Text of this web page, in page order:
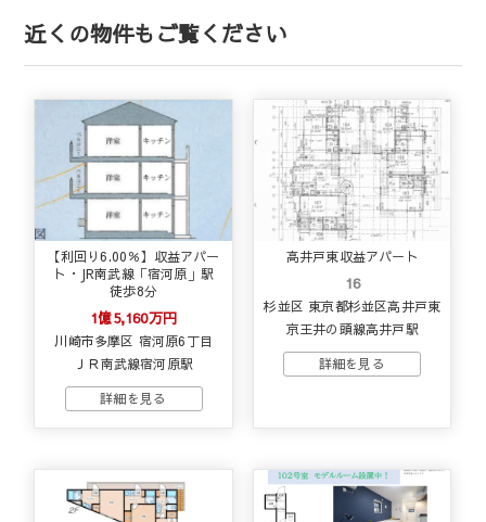
近くの物件もご覧ください
【利回り6.00％】収益アパー
ト・JR南武線「宿河原」駅
徒歩8分
1億5,160万円
川崎市多摩区 宿河原6丁目
ＪＲ南武線宿河原駅
高井戸東収益アパート
16
杉並区 東京都杉並区高井戸東
京王井の頭線高井戸駅